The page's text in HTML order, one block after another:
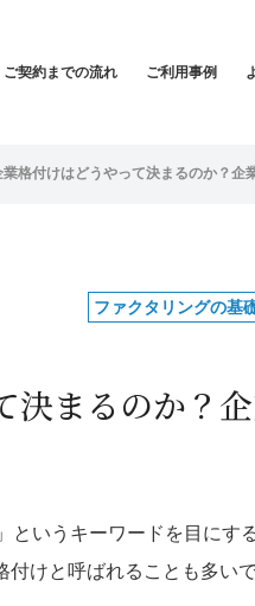
ご契約までの流れ ご利用事例
格付けはどうやって決まるのか？企
ファクタリングの基
まるのか？
いうキーワードを目にす
けと呼ばれることも多いで